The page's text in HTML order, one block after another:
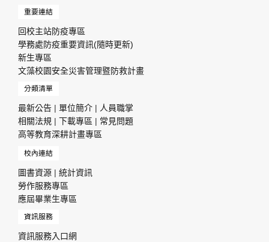
重要連結
回校主站防疫專區
學務處防疫重要資訊(隨時更新)
新生專區
文藻校園安全災害管理暨防救計畫
分類清單
最新公告 | 單位簡介 | 人員職掌
相關法規 | 下載專區 | 常見問題
高等教育深耕計畫專區
校內連結
圖書資源 | 統計資訊
勞作服務專區
應屆畢業生專區
資訊服務
資訊服務入口網